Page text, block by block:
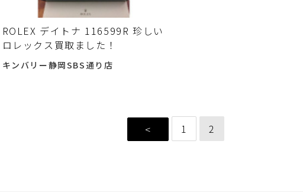
ROLEX デイトナ 116599R 珍しい
ロレックス買取ました！
キンバリー静岡SBS通り店
< 1 2